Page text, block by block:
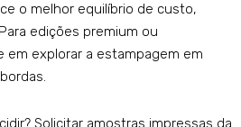
o melhor equilíbrio de custo,
edições premium ou
em explorar a estampagem em
Solicitar amostras impressas da